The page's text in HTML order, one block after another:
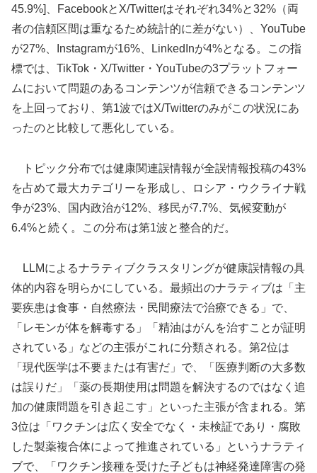
45.9%]、FacebookとX/Twitterはそれぞれ34%と32%（両
者の信頼区間は重なるため統計的に差がない）、YouTube
が27%、Instagramが16%、LinkedInが4%となる。この指
標では、TikTok・X/Twitter・YouTubeの3プラットフォー
ムにおいて問題のあるコンテンツが信頼できるコンテンツ
を上回っており、第1波ではX/Twitterのみがこの状況にあ
ったのと比較して悪化している。
トピック分布では健康関連誤情報が全誤情報投稿の43%
を占めて最大カテゴリーを形成し、ロシア・ウクライナ戦
争が23%、国内政治が12%、移民が7.7%、気候変動が
6.4%と続く。この分布は第1波と整合的だ。
LLMによるナラティブクラスタリングが健康誤情報の具
体的内容を明らかにしている。最頻出のナラティブは「主
要疾患は食事・自然療法・民間療法で治療できる」で、
「レモンが体を解毒する」「精油はがんを治すことが証明
されている」などの主張がこれに分類される。第2位は
「現代医学は不要または有害だ」で、「医療判断の大多数
は誤りだ」「薬の長期使用は問題を解決するのではなく追
加の健康問題を引き起こす」といった主張が含まれる。第
3位は「ワクチンは広く安全でなく・未検証であり・腐敗
した製薬複合体によって推進されている」というナラティ
ブで、「ワクチン接種を受けた子どもは神経発達障害の発